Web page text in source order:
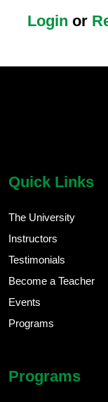
Login or
Quick Links
The University
Instructors
Testimonials
Become a Teacher
Events
Programs
Programs